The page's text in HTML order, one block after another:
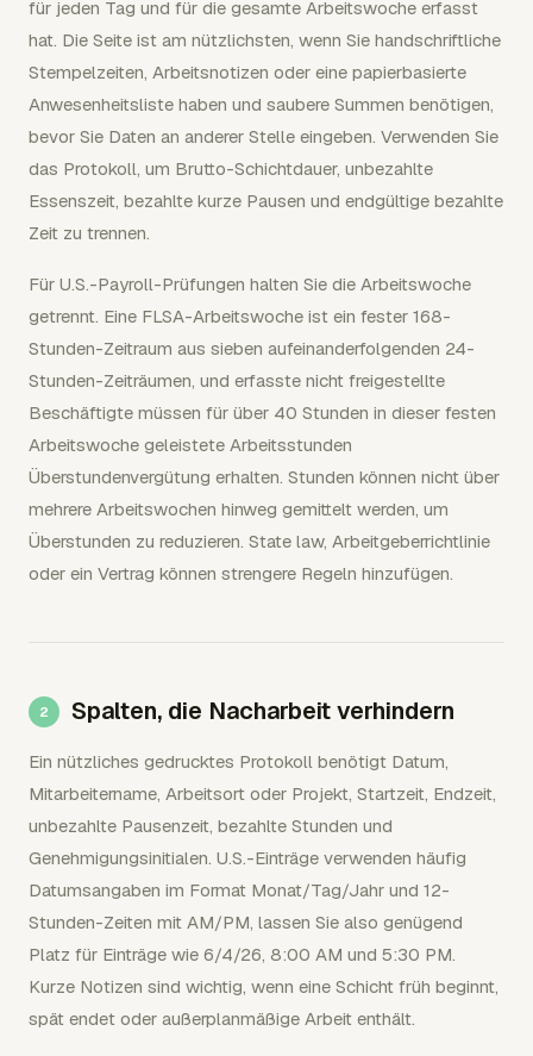
für jeden Tag und für die gesamte Arbeitswoche erfasst
hat. Die Seite ist am nützlichsten, wenn Sie handschriftliche
Stempelzeiten, Arbeitsnotizen oder eine papierbasierte
Anwesenheitsliste haben und saubere Summen benötigen,
bevor Sie Daten an anderer Stelle eingeben. Verwenden Sie
das Protokoll, um Brutto-Schichtdauer, unbezahlte
Essenszeit, bezahlte kurze Pausen und endgültige bezahlte
Zeit zu trennen.
Für U.S.-Payroll-Prüfungen halten Sie die Arbeitswoche
getrennt. Eine FLSA-Arbeitswoche ist ein fester 168-
Stunden-Zeitraum aus sieben aufeinanderfolgenden 24-
Stunden-Zeiträumen, und erfasste nicht freigestellte
Beschäftigte müssen für über 40 Stunden in dieser festen
Arbeitswoche geleistete Arbeitsstunden
Überstundenvergütung erhalten. Stunden können nicht über
mehrere Arbeitswochen hinweg gemittelt werden, um
Überstunden zu reduzieren. State law, Arbeitgeberrichtlinie
oder ein Vertrag können strengere Regeln hinzufügen.
Spalten, die Nacharbeit verhindern
Ein nützliches gedrucktes Protokoll benötigt Datum,
Mitarbeitername, Arbeitsort oder Projekt, Startzeit, Endzeit,
unbezahlte Pausenzeit, bezahlte Stunden und
Genehmigungsinitialen. U.S.-Einträge verwenden häufig
Datumsangaben im Format Monat/Tag/Jahr und 12-
Stunden-Zeiten mit AM/PM, lassen Sie also genügend
Platz für Einträge wie 6/4/26, 8:00 AM und 5:30 PM.
Kurze Notizen sind wichtig, wenn eine Schicht früh beginnt,
spät endet oder außerplanmäßige Arbeit enthält.